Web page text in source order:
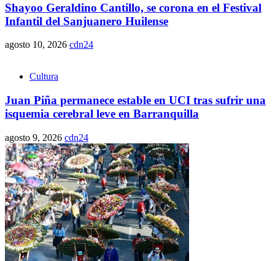
Shayoo Geraldino Cantillo, se corona en el Festival
Infantil del Sanjuanero Huilense
agosto 10, 2026 cdn24
Cultura
Juan Piña permanece estable en UCI tras sufrir una
isquemia cerebral leve en Barranquilla
agosto 9, 2026 cdn24